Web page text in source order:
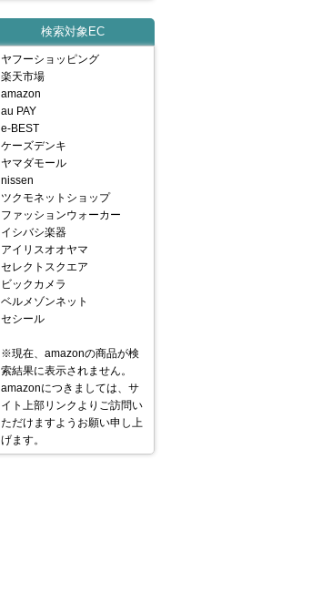
検索対象EC
ヤフーショッピング
楽天市場
amazon
au PAY
e-BEST
ケーズデンキ
ヤマダモール
nissen
ツクモネットショップ
ファッションウォーカー
イシバシ楽器
アイリスオオヤマ
セレクトスクエア
ビックカメラ
ベルメゾンネット
セシール
※現在、amazonの商品が検
索結果に表示されません。
amazonにつきましては、サ
イト上部リンクよりご訪問い
ただけますようお願い申し上
げます。